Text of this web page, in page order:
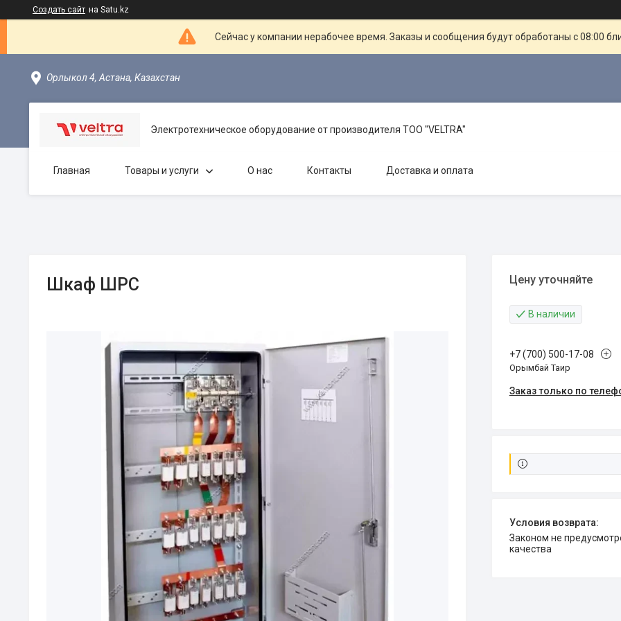
Создать сайт на Satu.kz
Сейчас у компании нерабочее время. Заказы и сообщения будут обработаны с 08:00
Орлыкол 4, Астана, Казахстан
Электротехническое оборудование от производителя TOO "VELTRA"
Главная Товары и услуги О нас Контакты Доставка и оплата
Шкаф ШРС Цену уточняйте
В наличии
+7 (700) 500-17-08
Орымбай Таир
Заказ только по
Законом не предусмотрен возврат и обмен данного товара надлежащего
качества